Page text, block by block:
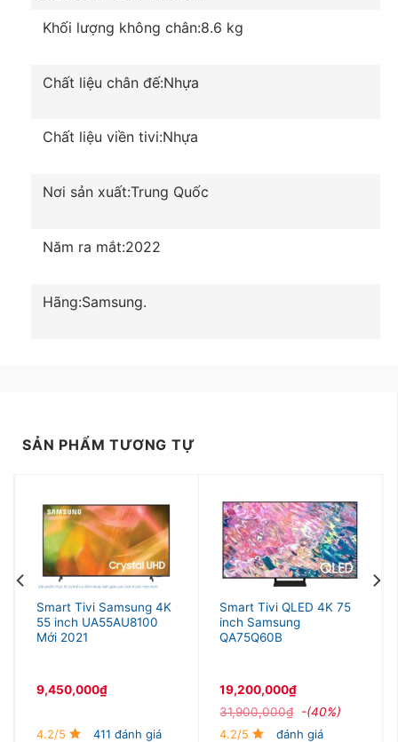
*Hình ảnh chỉ mang tính chất minh họa sản phẩm​
QA43LS03B với thiết kế khung tranh độc đáo, độ
Quantum 4K cho hình ảnh rực rỡ, âm thanh vòm
sống động, chân thực giúp nâng tầm không gian
Khối lượng không chân:8.6 kg
Chất liệu chân đế:Nhựa
Chất liệu viền tivi:Nhựa
Nơi sản xuất:Trung Quốc
Năm ra mắt:2022
Hãng:Samsung.
SẢN PHẨM TƯƠNG TỰ
Smart Tivi Samsung 4K
55 inch UA55AU8100
Mới 2021
9,450,000₫
4.2/5 411 đánh giá
Smart Tivi QLED 4K 75
inch Samsung
QA75Q60B
19,200,000₫
31,900,000₫ -(40%)
4.2/5
đánh giá